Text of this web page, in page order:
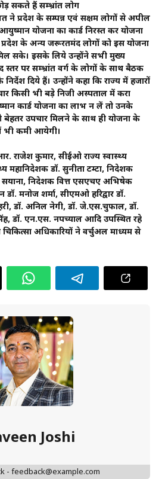
सकते हैं सम्भ्रांत लोग
ने प्रदेश के सम्पन्न एवं सक्षम लोगों से अपील
योजना का कार्ड निरस्त कर योजना
के अन्य जरूरतमंद लोगों को इस योजना
सके। इसके लिये उन्होंने सभी मुख्य
स्तर पर सम्भ्रांत वर्ग के लोगों के साथ बैठक
दिये हैं। उन्होंने कहा कि राज्य में हजारों
किसी भी बड़े निजी अस्पताल में करा
कार्ड योजना का लाभ न लें तो उनके
बेहतर उपचार मिलने के साथ ही योजना के
भी कमी आयेगी।
राजेश कुमार, सीईओ राज्य स्वास्थ्य
महानिदेशक डॉ. सुनीता टम्टा, निदेशक
सयाना, निदेशक वित्त एसएचए अभिषेक
मनोज शर्मा, सीएमओ हरिद्वार डॉ.
डॉ. अनिल नेगी, डॉ. जे.एस.चुफाल, डॉ.
डॉ. एन.एस. नपच्याल आदि उपस्थित रहे
अधिकारियों ने वर्चुअल माध्यम से
Joshi
- feedback@example.com